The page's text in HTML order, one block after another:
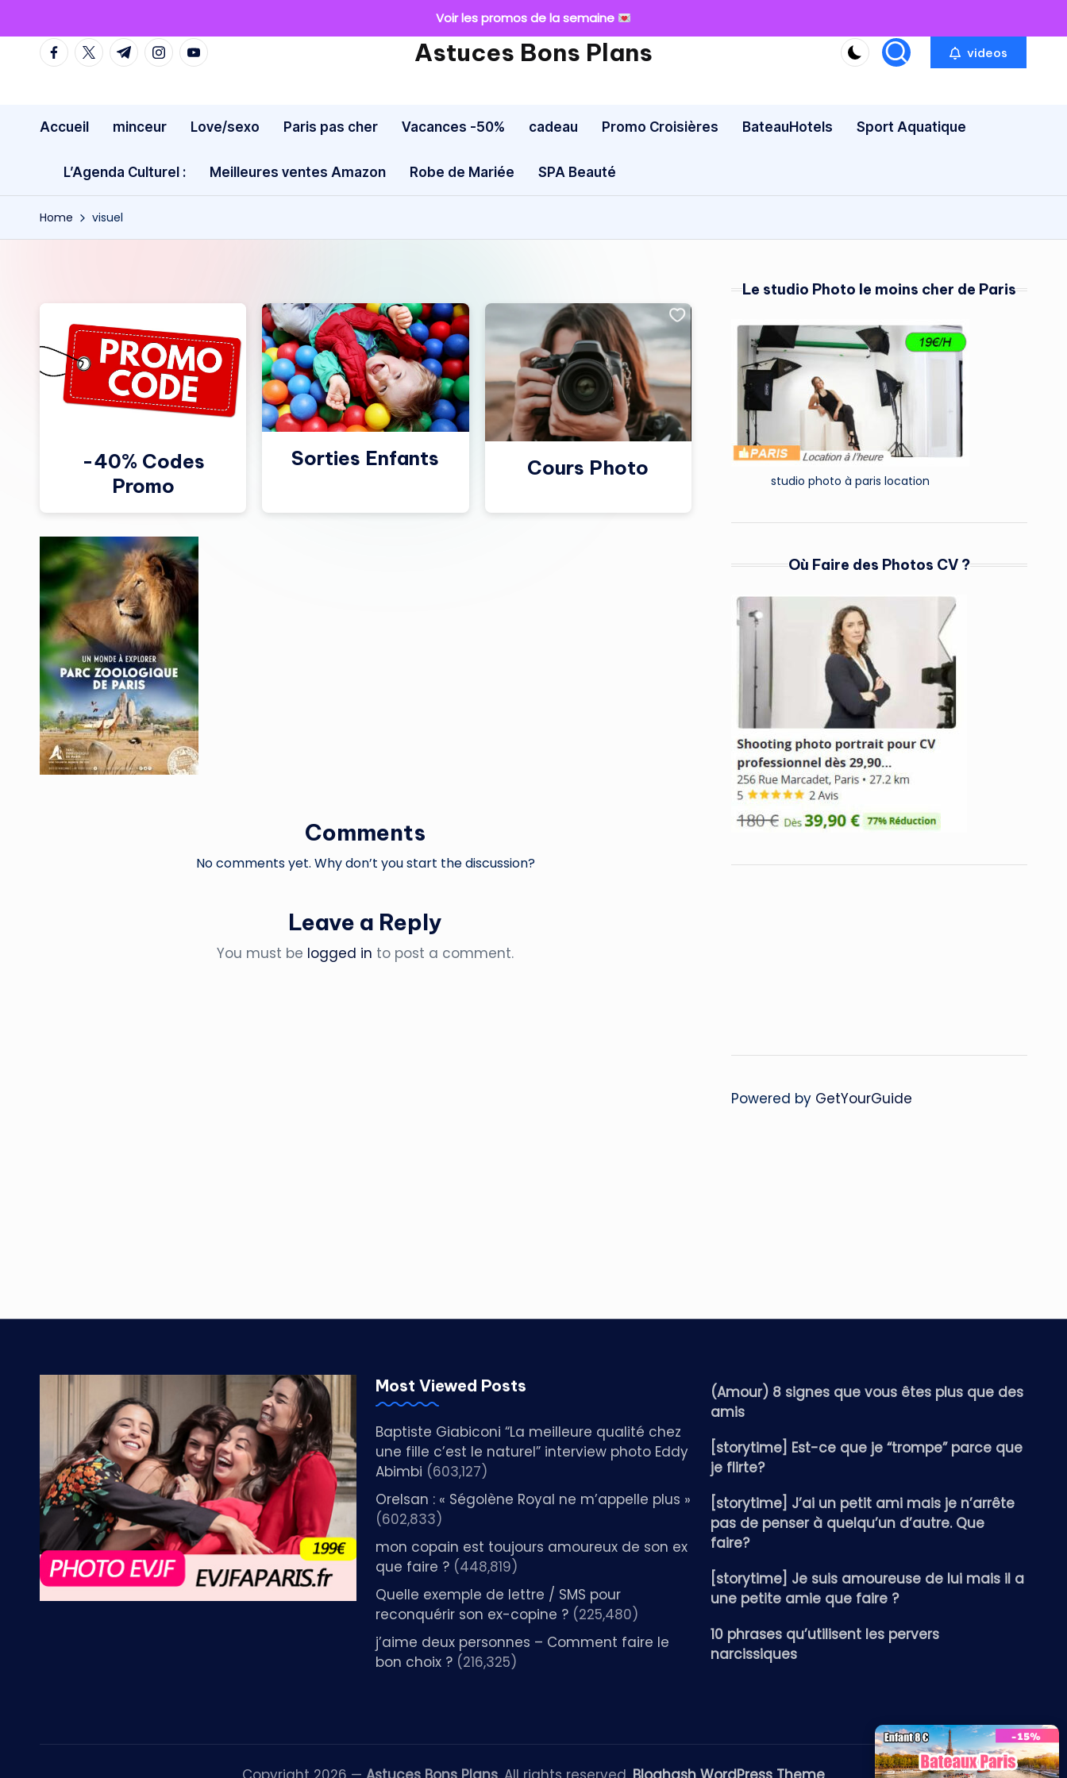
Skip
facebook.com
twitter.com
t.me instagram.com
youtube.com Astuces Bons Plans videos
Accueil minceur Love/sexo Paris pas cher Vacances -50% cadeau Promo Croisières BateauHotels Sport Aquatique
L’Agenda Culturel : Meilleures ventes Amazon Robe de Mariée SPA Beauté
Home visuel
-40% Codes
Promo
Sorties Enfants Cours Photo
Comments
No comments yet. Why don’t you start the discussion?
Leave a Reply
You must be logged in to post a comment.
Le studio Photo le moins cher de Paris
studio photo à paris location
Où Faire des Photos CV ?
Powered by GetYourGuide
Most Viewed Posts
Baptiste Giabiconi “La meilleure qualité chez
une fille c’est le naturel” interview photo Eddy
Abimbi (603,127)
Orelsan : « Ségolène Royal ne m’appelle plus »
(602,833)
mon copain est toujours amoureux de son ex
que faire ? (448,819)
Quelle exemple de lettre / SMS pour
reconquérir son ex-copine ? (225,480)
j’aime deux personnes – Comment faire le
bon choix ? (216,325)
(Amour) 8 signes que vous êtes plus que des
amis
[storytime] Est-ce que je “trompe” parce que
je flirte?
[storytime] J’ai un petit ami mais je n’arrête
pas de penser à quelqu’un d’autre. Que
faire?
[storytime] Je suis amoureuse de lui mais il a
une petite amie que faire ?
10 phrases qu’utilisent les pervers
narcissiques
Voir les promos de la semaine